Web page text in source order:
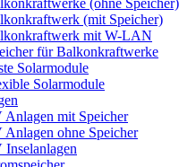
(mit Speicher)
mit W-LAN
für Balkonkraftwerke
Solarmodule
Solarmodule
Anlagen mit Speicher
Anlagen ohne Speicher
Inselanlagen